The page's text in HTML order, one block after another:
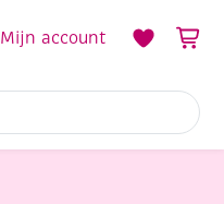
Mijn account